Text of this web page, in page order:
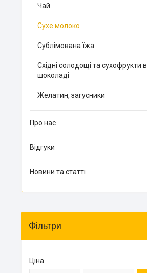
Чай
Сухе молоко
Сублімована їжа
Східні солодощі та сухофрукти в
шоколаді
Желатин, загусники
Про нас
Відгуки
Новини та статті
Фільтри
Ціна